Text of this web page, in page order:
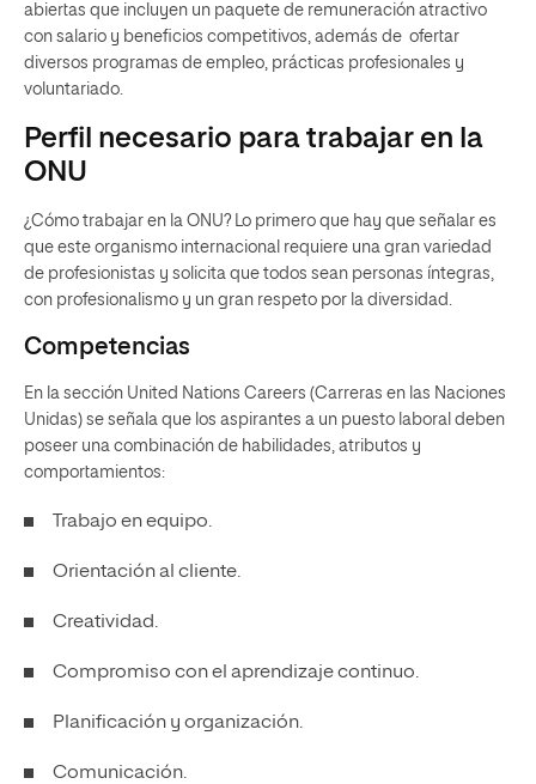
abiertas que incluyen un paquete de remuneración atractivo
con salario y beneficios competitivos, además de ofertar
diversos programas de empleo, prácticas profesionales y
voluntariado.
Perfil necesario para trabajar en la
ONU
¿Cómo trabajar en la ONU? Lo primero que hay que señalar es
que este organismo internacional requiere una gran variedad
de profesionistas y solicita que todos sean personas íntegras,
con profesionalismo y un gran respeto por la diversidad.
Competencias
En la sección United Nations Careers (Carreras en las Naciones
Unidas) se señala que los aspirantes a un puesto laboral deben
poseer una combinación de habilidades, atributos y
comportamientos:
Trabajo en equipo.
Orientación al cliente.
Creatividad.
Compromiso con el aprendizaje continuo.
Planificación y organización.
Comunicación.